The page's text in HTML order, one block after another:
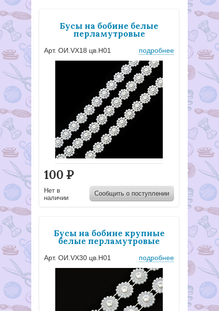
Бусы на бобине белые
перламутровые
Арт. ОИ.VX18 цв.H01 подробнее
100 Р
Нет в
наличии
Сообщить о поступлении
Бусы на бобине крупные
белые перламутровые
Арт. ОИ.VX30 цв.H01 подробнее